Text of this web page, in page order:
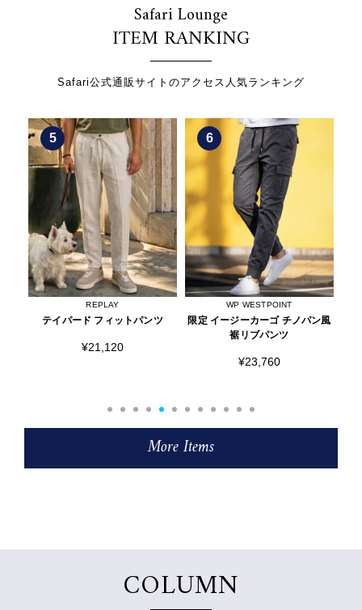
Safari Lounge
ITEM RANKING
Safari公式通販サイトのアクセス人気ランキング
5
REPLAY
テイパード フィットパンツ
¥21,120
6
WP WESTPOINT
限定 イージーカーゴ チノパン風
裾リブパンツ
¥23,760
More Items
COLUMN